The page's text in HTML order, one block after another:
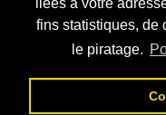
liées à votre
fins statistiques, de
le piratage.
Téléchargement
Contact